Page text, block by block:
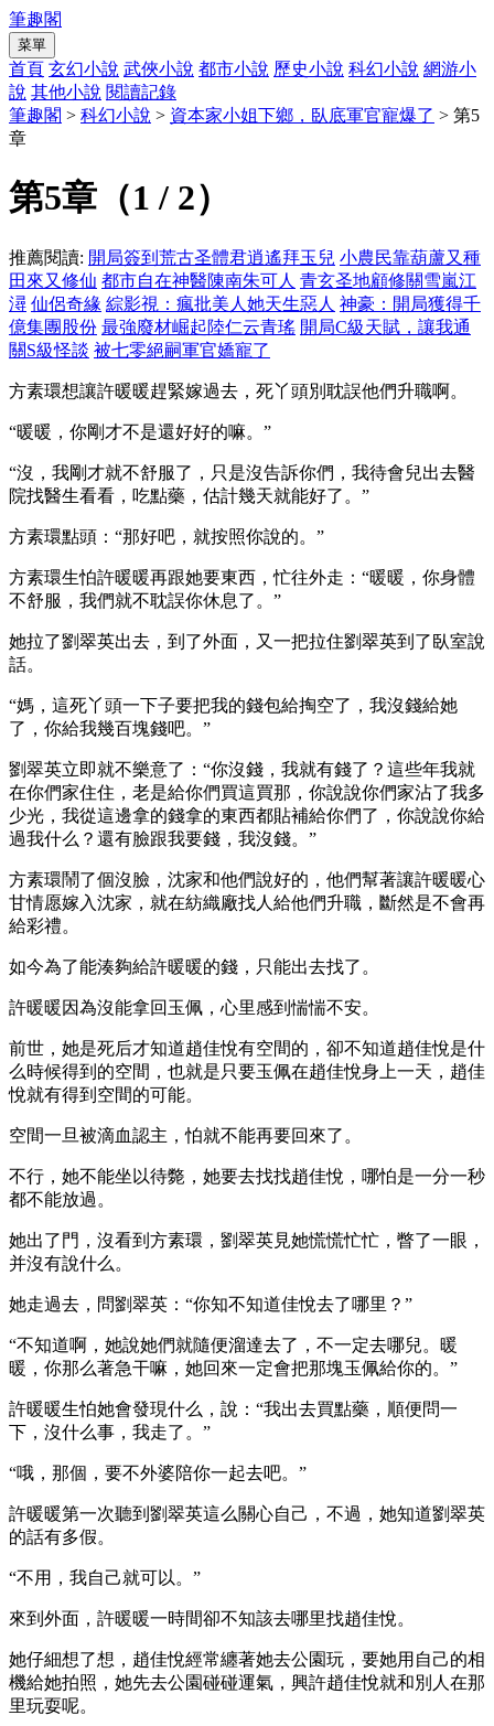
筆趣閣
菜單
首頁 玄幻小說 武俠小說 都市小說 歷史小說 科幻小說 網游小
說 其他小說 閱讀記錄
筆趣閣 > 科幻小說 > 資本家小姐下鄉，臥底軍官寵爆了 > 第5
章
第5章（1 / 2）
推薦閱讀: 開局簽到荒古圣體君逍遙拜玉兒 小農民靠葫蘆又種
田來又修仙 都市自在神醫陳南朱可人 青玄圣地顧修關雪嵐江
潯 仙侶奇緣 綜影視：瘋批美人她天生惡人 神豪：開局獲得千
億集團股份 最強廢材崛起陸仁云青瑤 開局C級天賦，讓我通
關S級怪談 被七零絕嗣軍官嬌寵了
方素環想讓許暖暖趕緊嫁過去，死丫頭別耽誤他們升職啊。
“暖暖，你剛才不是還好好的嘛。”
“沒，我剛才就不舒服了，只是沒告訴你們，我待會兒出去醫
院找醫生看看，吃點藥，估計幾天就能好了。”
方素環點頭：“那好吧，就按照你說的。”
方素環生怕許暖暖再跟她要東西，忙往外走：“暖暖，你身體
不舒服，我們就不耽誤你休息了。”
她拉了劉翠英出去，到了外面，又一把拉住劉翠英到了臥室說
話。
“媽，這死丫頭一下子要把我的錢包給掏空了，我沒錢給她
了，你給我幾百塊錢吧。”
劉翠英立即就不樂意了：“你沒錢，我就有錢了？這些年我就
在你們家住住，老是給你們買這買那，你說說你們家沾了我多
少光，我從這邊拿的錢拿的東西都貼補給你們了，你說說你給
過我什么？還有臉跟我要錢，我沒錢。”
方素環鬧了個沒臉，沈家和他們說好的，他們幫著讓許暖暖心
甘情愿嫁入沈家，就在紡織廠找人給他們升職，斷然是不會再
給彩禮。
如今為了能湊夠給許暖暖的錢，只能出去找了。
許暖暖因為沒能拿回玉佩，心里感到惴惴不安。
前世，她是死后才知道趙佳悅有空間的，卻不知道趙佳悅是什
么時候得到的空間，也就是只要玉佩在趙佳悅身上一天，趙佳
悅就有得到空間的可能。
空間一旦被滴血認主，怕就不能再要回來了。
不行，她不能坐以待斃，她要去找找趙佳悅，哪怕是一分一秒
都不能放過。
她出了門，沒看到方素環，劉翠英見她慌慌忙忙，瞥了一眼，
并沒有說什么。
她走過去，問劉翠英：“你知不知道佳悅去了哪里？”
“不知道啊，她說她們就隨便溜達去了，不一定去哪兒。暖
暖，你那么著急干嘛，她回來一定會把那塊玉佩給你的。”
許暖暖生怕她會發現什么，說：“我出去買點藥，順便問一
下，沒什么事，我走了。”
“哦，那個，要不外婆陪你一起去吧。”
許暖暖第一次聽到劉翠英這么關心自己，不過，她知道劉翠英
的話有多假。
“不用，我自己就可以。”
來到外面，許暖暖一時間卻不知該去哪里找趙佳悅。
她仔細想了想，趙佳悅經常纏著她去公園玩，要她用自己的相
機給她拍照，她先去公園碰碰運氣，興許趙佳悅就和別人在那
里玩耍呢。